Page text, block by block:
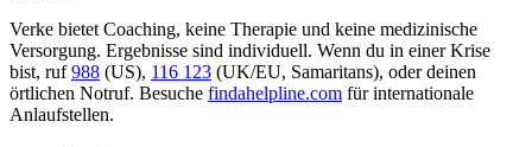
Verke bietet Coaching, keine Therapie und keine medizinische
Versorgung. Ergebnisse sind individuell. Wenn du in einer Krise
bist, ruf 988 (US), 116 123 (UK/EU, Samaritans), oder deinen
örtlichen Notruf. Besuche findahelpline.com für internationale
Anlaufstellen.